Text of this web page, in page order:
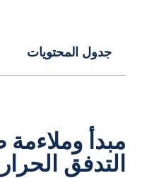
جدول المحتويات
مبدأ
التدفق